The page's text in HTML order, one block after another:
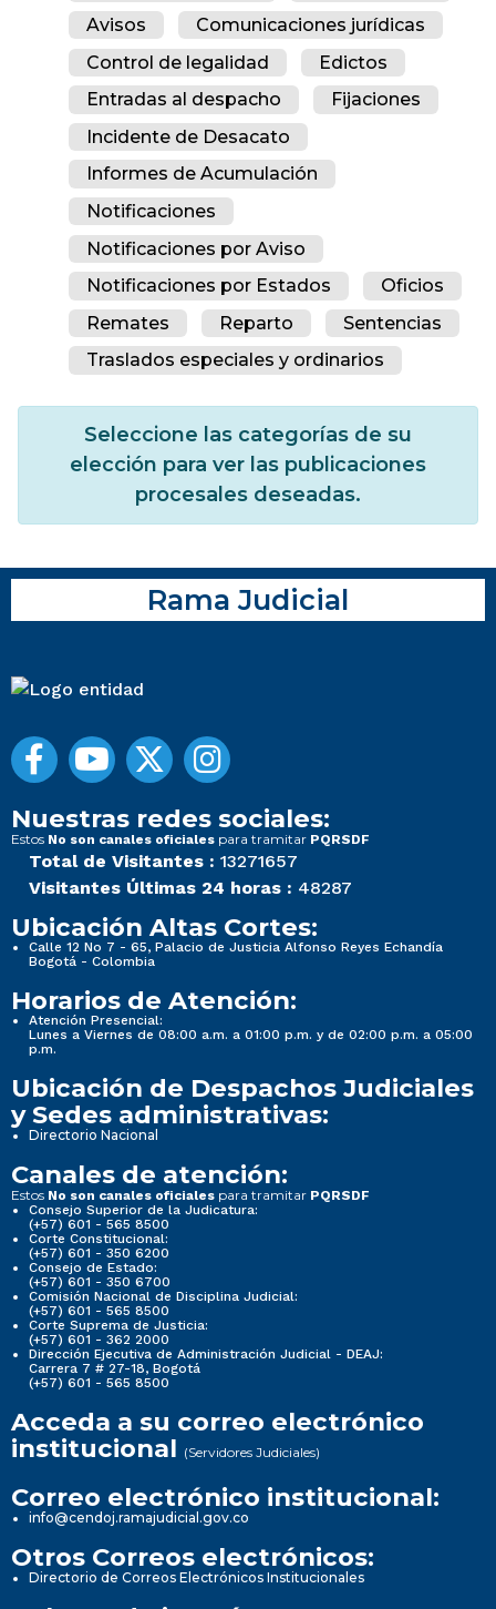
Avisos
Comunicaciones jurídicas
Control de legalidad
Edictos
Entradas al despacho
Fijaciones
Incidente de Desacato
Informes de Acumulación
Notificaciones
Notificaciones por Aviso
Notificaciones por Estados
Oficios
Remates
Reparto
Sentencias
Traslados especiales y ordinarios
Seleccione las categorías de su
elección para ver las publicaciones
procesales deseadas.
Rama Judicial
Nuestras redes sociales:
Estos No son canales oficiales para tramitar PQRSDF
Total de Visitantes : 13271657
Visitantes Últimas 24 horas : 48287
Ubicación Altas Cortes:
Calle 12 No 7 - 65, Palacio de Justicia Alfonso Reyes Echandía
Bogotá - Colombia
Horarios de Atención:
Atención Presencial:
Lunes a Viernes de 08:00 a.m. a 01:00 p.m. y de 02:00 p.m. a 05:00
p.m.
Ubicación de Despachos Judiciales
y Sedes administrativas:
Directorio Nacional
Canales de atención:
Estos No son canales oficiales para tramitar PQRSDF
Consejo Superior de la Judicatura:
(+57) 601 - 565 8500
Corte Constitucional:
(+57) 601 - 350 6200
Consejo de Estado:
(+57) 601 - 350 6700
Comisión Nacional de Disciplina Judicial:
(+57) 601 - 565 8500
Corte Suprema de Justicia:
(+57) 601 - 362 2000
Dirección Ejecutiva de Administración Judicial - DEAJ:
Carrera 7 # 27-18, Bogotá
(+57) 601 - 565 8500
Acceda a su correo electrónico
institucional (Servidores Judiciales)
Correo electrónico institucional:
info@cendoj.ramajudicial.gov.co
Otros Correos electrónicos:
Directorio de Correos Electrónicos Institucionales